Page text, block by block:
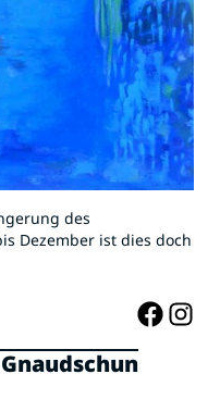
des
Dezember ist dies doch